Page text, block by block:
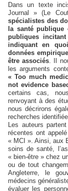
Dans un texte
Journal » (Le
spécialistes des
la santé
publiques
indiquant en
données
être associés . Il
les arguments
« Too much
not evidence
certains cas,
renvoyant à des
nous décrirons
recherches
Les auteurs
récentes ont
« MCI ». Ainsi, aux
soins de santé,
« bien-être » chez
ou de tout
Angleterre, le
médecins
évaluer les